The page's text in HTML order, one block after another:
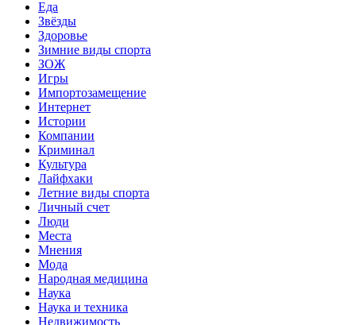
Еда
Звёзды
Здоровье
Зимние виды спорта
ЗОЖ
Игры
Импортозамещение
Интернет
Истории
Компании
Криминал
Культура
Лайфхаки
Летние виды спорта
Личный счет
Люди
Места
Мнения
Мода
Народная медицина
Наука
Наука и техника
Недвижимость